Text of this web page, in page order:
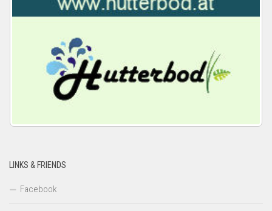
LINKS & FRIENDS
Facebook